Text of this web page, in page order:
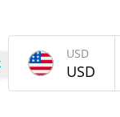
USD
USD